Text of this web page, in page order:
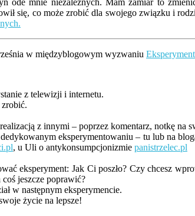
ode mnie niezależnych. Mam zamiar to
się, co może zrobić dla swojego związku i
w międzyblogowym wyzwaniu
z telewizji i internetu.
z innymi – poprzez komentarz, notkę
eksperymentowaniu – tu lub na
, u Uli o antykonsumpcjonizmie panistrzelec.pl
eksperyment: Jak Ci poszło? Czy chcesz
jeszcze poprawić?
w następnym eksperymencie.
życie na lepsze!